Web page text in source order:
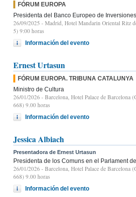
FÓRUM EUROPA
Presidenta del Banco Europeo de
26/09/2025 - Madrid, Hotel Mandarin Oriental Ritz
5) 9:00 horas
Información del evento
Ernest Urtasun
FÓRUM EUROPA. TRIBUNA CATALUNYA
Ministro de Cultura
26/01/2026 - Barcelona, Hotel Palace de Barcelona
668) 9.00 horas
Información del evento
Jessica Albiach
Presentadora de Ernest Urtasun
Presidenta de los Comuns en el Parlament
26/01/2026 - Barcelona, Hotel Palace de Barcelona
668) 9.00 horas
Información del evento